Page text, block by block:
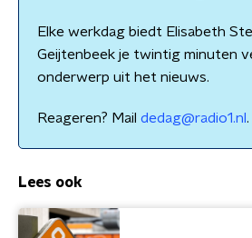
Elke werkdag biedt Elisabeth
Geijtenbeek je twintig minuten
onderwerp uit het nieuws.
Reageren? Mail dedag@radio1.nl .
Lees ook